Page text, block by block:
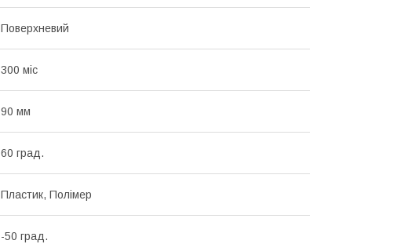
Поверхневий
300 міс
90 мм
60 град.
Пластик, Полімер
-50 град.